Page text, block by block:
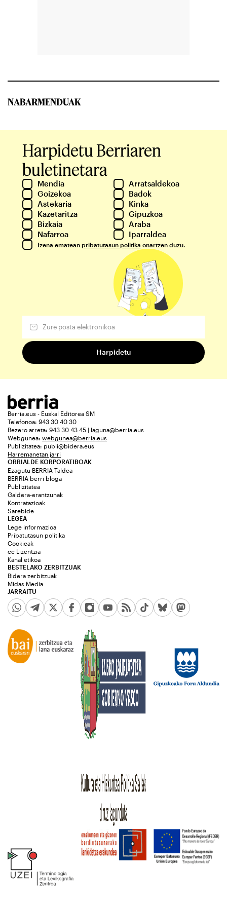
NABARMENDUAK
Harpidetu Berriaren
buletinetara
Mendia
Arratsaldekoa
Goizekoa
Badok
Astekaria
Kinka
Kazetaritza
Gipuzkoa
Bizkaia
Araba
Nafarroa
Iparraldea
Izena ematean pribatutasun politika onartzen duzu.
Berria.eus - Euskal Editorea SM
Telefonoa: 943 30 40 30
Bezero arreta: 943 30 43 45 | laguna@berria.eus
Webgunea: webgunea@berria.eus
Publizitatea: publi@bidera.eus
Harremanetan jarri
ORRIALDE KORPORATIBOAK
Ezagutu BERRIA Taldea
BERRIA berri bloga
Publizitatea
Galdera-erantzunak
Kontratazioak
Sarebide
JARRAITU
LEGEA
Lege informazioa
Pribatutasun politika
Cookieak
cc Lizentzia
Kanal etikoa
BESTELAKO ZERBITZUAK
Bidera zerbitzuak
Midas Media